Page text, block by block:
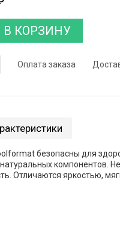
В КОРЗИНУ
Оплата заказа
безопасны для
компонентов.
Отличаются яркостью,